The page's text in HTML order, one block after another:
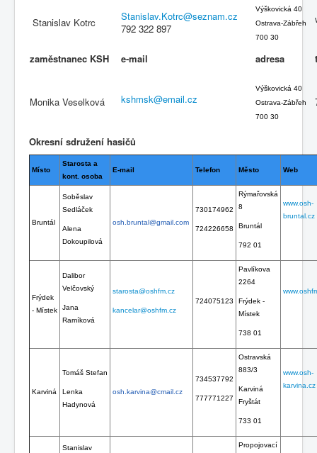
Stanislav Kotrc
Stanislav.Kotrc@seznam.cz
792 322 897
Výškovická 40
Ostrava-Zábřeh
700 30
zaměstnanec KSH e-mail adresa
Monika Veselková kshmsk@email.cz
Výškovická 40
Ostrava-Zábřeh
700 30
Okresní sdružení hasičů
Místo
Starosta a
kont. osoba
E-mail Telefon Město Web
Bruntál
Soběslav
Sedláček
Alena
Dokoupilová
osh.bruntal@gmail.com
730174962
724226658
Rýmařovská
8
Bruntál
792 01
www.osh-
bruntal.cz
Frýdek
- Místek
Dalibor
Velčovský
Jana
Ramíková
starosta@oshfm.cz
kancelar@oshfm.cz
724075123
Pavlíkova
2264
Frýdek -
Místek
738 01
Karviná
Tomáš Stefan
Lenka
Hadynová
osh.karvina@cmail.cz
734537792
777771227
Ostravská
883/3
Karviná
Fryštát
733 01
www.osh-
karvina.cz
Stanislav
Propojovací